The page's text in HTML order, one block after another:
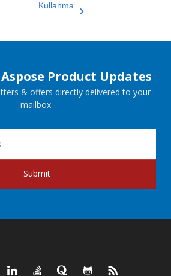
Kullanma
Product Updates
& offers directly delivered to your
mailbox.
Submit